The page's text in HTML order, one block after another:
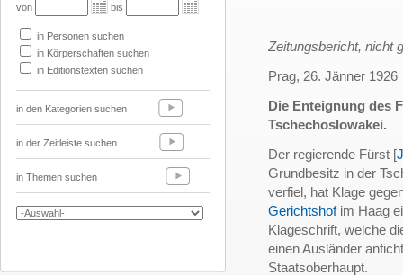
von bis
in Personen suchen
in Körperschaften suchen
in Editionstexten suchen
in den Kategorien suchen
in der Zeitleiste suchen
in Themen suchen
Zeitungsbericht, nicht
Prag, 26. Jänner 1926
Die Enteignung des
Tschechoslowakei.
Der regierende Fürst [
Grundbesitz in der
verfiel, hat Klage
Gerichtshofim Haag
Klageschrift, welche
einen Ausländer
Staatsoberhaupt.